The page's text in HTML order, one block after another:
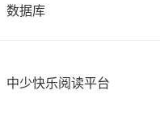
数据库
中少快乐阅读平台